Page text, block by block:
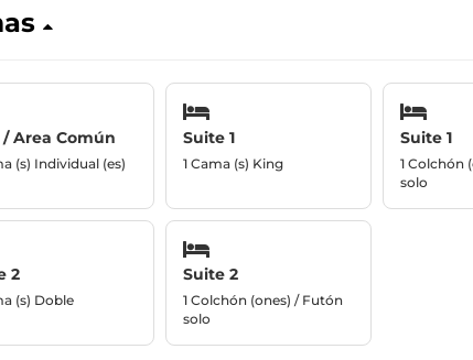
/ Area Común
(s) Individual (es)
Suite 1
1 Cama (s) King
Suite 1
1 Colchón
solo
2
(s) Doble
Suite 2
1 Colchón (ones) / Futón
solo